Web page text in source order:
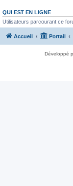
QUI EST EN LIGNE
Utilisateurs parcourant ce
Accueil Portail
Développé